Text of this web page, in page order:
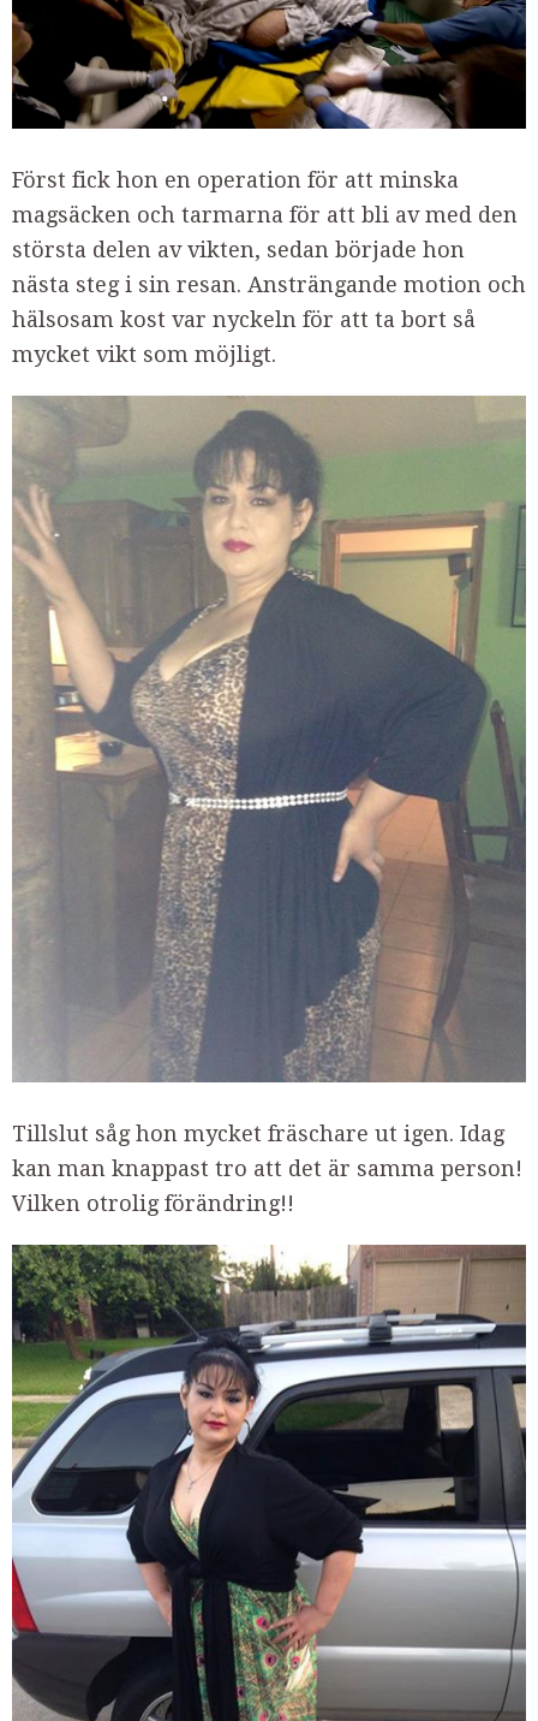
Först fick hon en operation för att minska
magsäcken och tarmarna för att bli av med den
största delen av vikten, sedan började hon
nästa steg i sin resan. Ansträngande motion och
hälsosam kost var nyckeln för att ta bort så
mycket vikt som möjligt.
Tillslut såg hon mycket fräschare ut igen. Idag
kan man knappast tro att det är samma person!
Vilken otrolig förändring!!